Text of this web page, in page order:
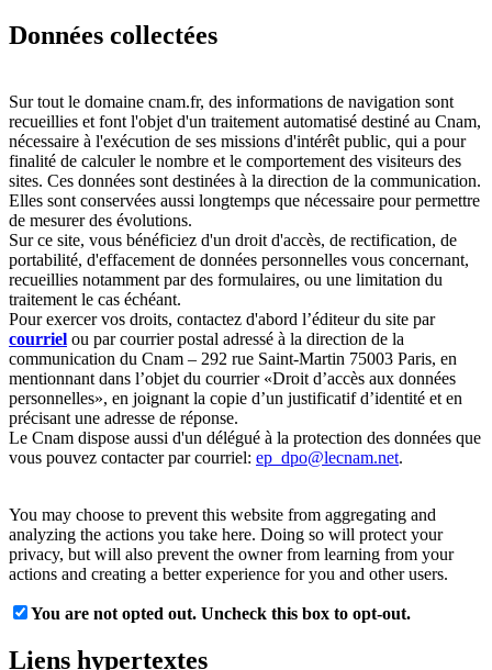
Données collectées
Sur tout le domaine cnam.fr, des informations de navigation sont
recueillies et font l'objet d'un traitement automatisé destiné au Cnam,
nécessaire à l'exécution de ses missions d'intérêt public, qui a pour
finalité de calculer le nombre et le comportement des visiteurs des
sites. Ces données sont destinées à la direction de la communication.
Elles sont conservées aussi longtemps que nécessaire pour permettre
de mesurer des évolutions.
Sur ce site, vous bénéficiez d'un droit d'accès, de rectification, de
portabilité, d'effacement de données personnelles vous concernant,
recueillies notamment par des formulaires, ou une limitation du
traitement le cas échéant.
Pour exercer vos droits, contactez d'abord l’éditeur du site par
courriel ou par courrier postal adressé à la direction de la
communication du Cnam – 292 rue Saint-Martin 75003 Paris, en
mentionnant dans l’objet du courrier «Droit d’accès aux données
personnelles», en joignant la copie d’un justificatif d’identité et en
précisant une adresse de réponse.
Le Cnam dispose aussi d'un délégué à la protection des données que
vous pouvez contacter par courriel: ep_dpo@lecnam.net.
You may choose to prevent this website from aggregating and
analyzing the actions you take here. Doing so will protect your
privacy, but will also prevent the owner from learning from your
actions and creating a better experience for you and other users.
You are not opted out. Uncheck this box to opt-out.
Liens hypertextes